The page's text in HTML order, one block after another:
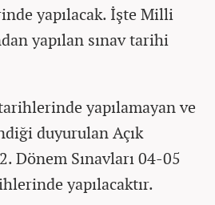
yapılacak. İşte Milli
yapılan sınav tarihi
yapılamayan ve
duyurulan Açık
Dönem Sınavları 04-05
yapılacaktır.